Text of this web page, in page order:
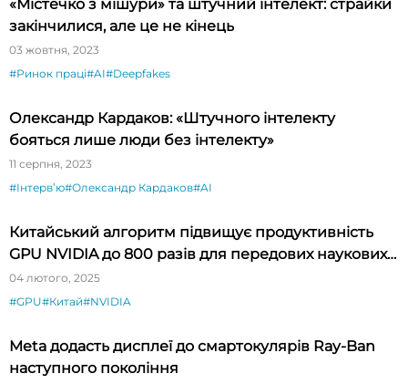
«Містечко з мішури» та штучний інтелект: страйки
закінчилися, але це не кінець
03 жовтня, 2023
#Ринок праці#AI#Deepfakes
Олександр Кардаков: «Штучного інтелекту
бояться лише люди без інтелекту»
11 серпня, 2023
#Інтервʼю#Олександр Кардаков#AI
Китайський алгоритм підвищує продуктивність
GPU NVIDIA до 800 разів для передових наукових
програм
04 лютого, 2025
#GPU#Китай#NVIDIA
Meta додасть дисплеї до смартокулярів Ray-Ban
наступного покоління